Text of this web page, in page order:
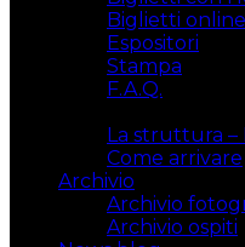
Biglietti online
Espositori
Stampa
F.A.Q.
La struttura –
Come arrivare
Archivio
Archivio
Archivio ospiti